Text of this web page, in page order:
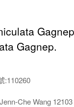
Gagnep.
:110260
Che Wang 12103